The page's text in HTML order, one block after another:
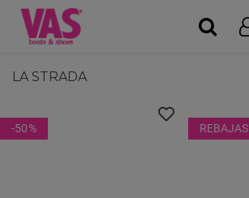
LA STRADA
-50% REBAJAS